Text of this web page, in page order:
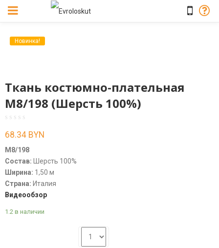
Новинка!
Ткань костюмно-плательная
М8/198 (Шерсть 100%)
68.34 BYN
М8/198
Состав: Шерсть 100%
Ширина: 1,50 м
Страна: Италия
Видеообзор
1.2 в наличии